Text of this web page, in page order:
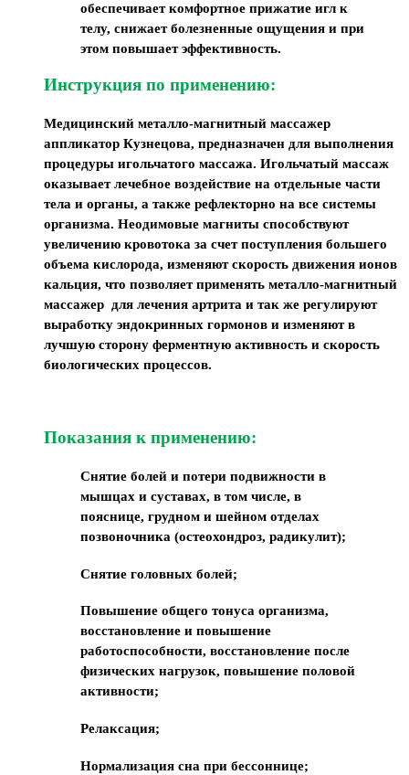
обеспечивает комфортное прижатие игл к
телу, снижает болезненные ощущения и при
этом повышает эффективность.
Инструкция по применению:
Медицинский металло-магнитный массажер
аппликатор Кузнецова, предназначен для выполнения
процедуры игольчатого массажа. Игольчатый массаж
оказывает лечебное воздействие на отдельные части
тела и органы, а также рефлекторно на все системы
организма. Неодимовые магниты способствуют
увеличению кровотока за счет поступления большего
объема кислорода, изменяют скорость движения ионов
кальция, что позволяет применять металло-магнитный
массажер для лечения артрита и так же регулируют
выработку эндокринных гормонов и изменяют в
лучшую сторону ферментную активность и скорость
биологических процессов.
Показания к применению:
Снятие болей и потери подвижности в
мышцах и суставах, в том числе, в
пояснице, грудном и шейном отделах
позвоночника (остеохондроз, радикулит);
Снятие головных болей;
Повышение общего тонуса организма,
восстановление и повышение
работоспособности, восстановление после
физических нагрузок, повышение половой
активности;
Релаксация;
Нормализация сна при бессоннице;